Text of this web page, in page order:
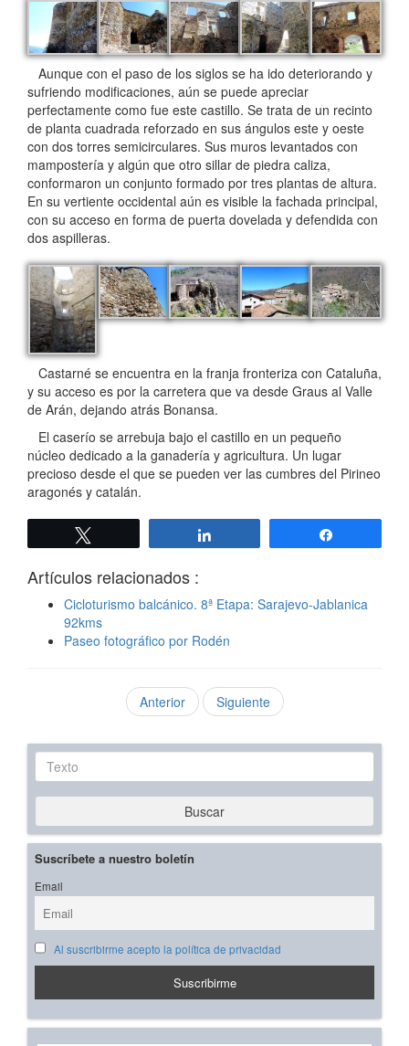
Aunque con el paso de los siglos se ha ido deteriorando y
sufriendo modificaciones, aún se puede apreciar
perfectamente como fue este castillo. Se trata de un recinto
de planta cuadrada reforzado en sus ángulos este y oeste
con dos torres semicirculares. Sus muros levantados con
mampostería y algún que otro sillar de piedra caliza,
conformaron un conjunto formado por tres plantas de altura.
En su vertiente occidental aún es visible la fachada principal,
con su acceso en forma de puerta dovelada y defendida con
dos aspilleras.
Castarné se encuentra en la franja fronteriza con Cataluña,
y su acceso es por la carretera que va desde Graus al Valle
de Arán, dejando atrás Bonansa.
El caserío se arrebuja bajo el castillo en un pequeño
núcleo dedicado a la ganadería y agricultura. Un lugar
precioso desde el que se pueden ver las cumbres del Pirineo
aragonés y catalán.
Artículos relacionados :
Cicloturismo balcánico. 8ª Etapa: Sarajevo-Jablanica
92kms
Paseo fotográfico por Rodén
Anterior Siguiente
Texto
Buscar
Suscríbete a nuestro boletín
Email
Al suscribirme acepto la política de privacidad